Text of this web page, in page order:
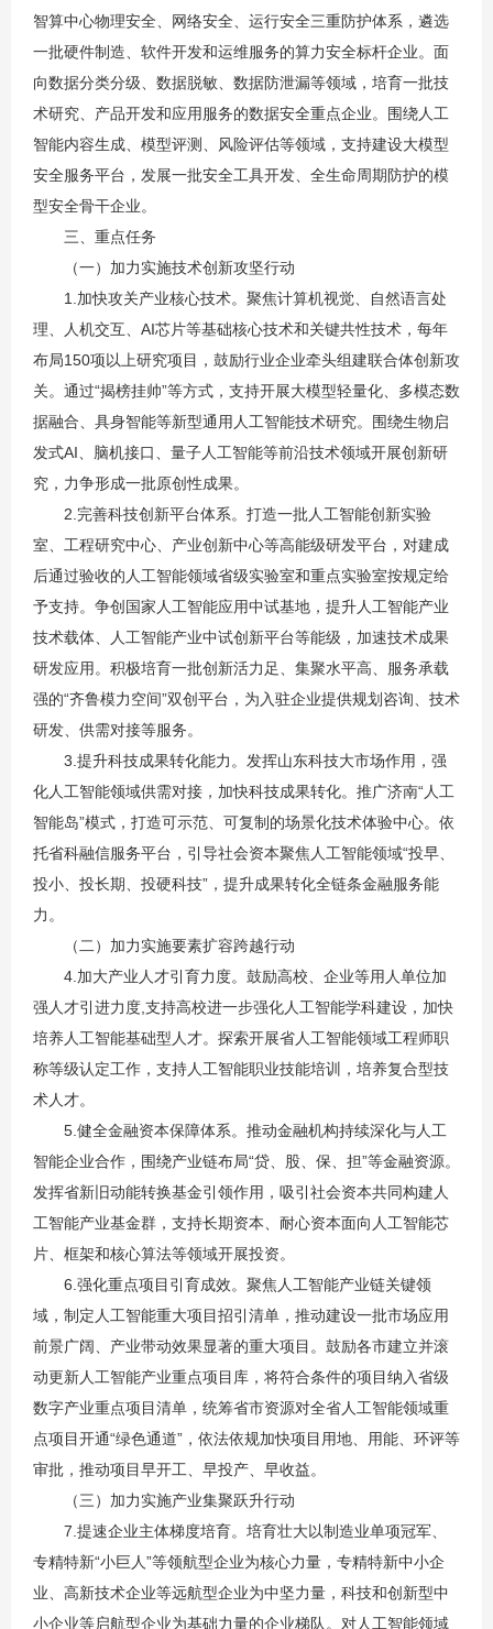
智算中心物理安全、网络安全、运行安全三重防护体系，遴选
一批硬件制造、软件开发和运维服务的算力安全标杆企业。面
向数据分类分级、数据脱敏、数据防泄漏等领域，培育一批技
术研究、产品开发和应用服务的数据安全重点企业。围绕人工
智能内容生成、模型评测、风险评估等领域，支持建设大模型
安全服务平台，发展一批安全工具开发、全生命周期防护的模
型安全骨干企业。
三、重点任务
（一）加力实施技术创新攻坚行动
1.加快攻关产业核心技术。聚焦计算机视觉、自然语言处
理、人机交互、AI芯片等基础核心技术和关键共性技术，每年
布局150项以上研究项目，鼓励行业企业牵头组建联合体创新攻
关。通过“揭榜挂帅”等方式，支持开展大模型轻量化、多模态数
据融合、具身智能等新型通用人工智能技术研究。围绕生物启
发式AI、脑机接口、量子人工智能等前沿技术领域开展创新研
究，力争形成一批原创性成果。
2.完善科技创新平台体系。打造一批人工智能创新实验
室、工程研究中心、产业创新中心等高能级研发平台，对建成
后通过验收的人工智能领域省级实验室和重点实验室按规定给
予支持。争创国家人工智能应用中试基地，提升人工智能产业
技术载体、人工智能产业中试创新平台等能级，加速技术成果
研发应用。积极培育一批创新活力足、集聚水平高、服务承载
强的“齐鲁模力空间”双创平台，为入驻企业提供规划咨询、技术
研发、供需对接等服务。
3.提升科技成果转化能力。发挥山东科技大市场作用，强
化人工智能领域供需对接，加快科技成果转化。推广济南“人工
智能岛”模式，打造可示范、可复制的场景化技术体验中心。依
托省科融信服务平台，引导社会资本聚焦人工智能领域“投早、
投小、投长期、投硬科技”，提升成果转化全链条金融服务能
力。
（二）加力实施要素扩容跨越行动
4.加大产业人才引育力度。鼓励高校、企业等用人单位加
强人才引进力度,支持高校进一步强化人工智能学科建设，加快
培养人工智能基础型人才。探索开展省人工智能领域工程师职
称等级认定工作，支持人工智能职业技能培训，培养复合型技
术人才。
5.健全金融资本保障体系。推动金融机构持续深化与人工
智能企业合作，围绕产业链布局“贷、股、保、担”等金融资源。
发挥省新旧动能转换基金引领作用，吸引社会资本共同构建人
工智能产业基金群，支持长期资本、耐心资本面向人工智能芯
片、框架和核心算法等领域开展投资。
6.强化重点项目引育成效。聚焦人工智能产业链关键领
域，制定人工智能重大项目招引清单，推动建设一批市场应用
前景广阔、产业带动效果显著的重大项目。鼓励各市建立并滚
动更新人工智能产业重点项目库，将符合条件的项目纳入省级
数字产业重点项目清单，统筹省市资源对全省人工智能领域重
点项目开通“绿色通道”，依法依规加快项目用地、用能、环评等
审批，推动项目早开工、早投产、早收益。
（三）加力实施产业集聚跃升行动
7.提速企业主体梯度培育。培育壮大以制造业单项冠军、
专精特新“小巨人”等领航型企业为核心力量，专精特新中小企
业、高新技术企业等远航型企业为中坚力量，科技和创新型中
小企业等启航型企业为基础力量的企业梯队。对人工智能领域